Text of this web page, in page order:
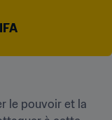
le pouvoir et la